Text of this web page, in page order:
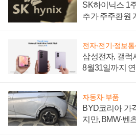
SK하이닉스 1
추가 주주환원
전자·전기·정보통
삼성전자, 갤럭
8월31일까지
자동차·부품
BYD코리아 가
지만, BMW·벤